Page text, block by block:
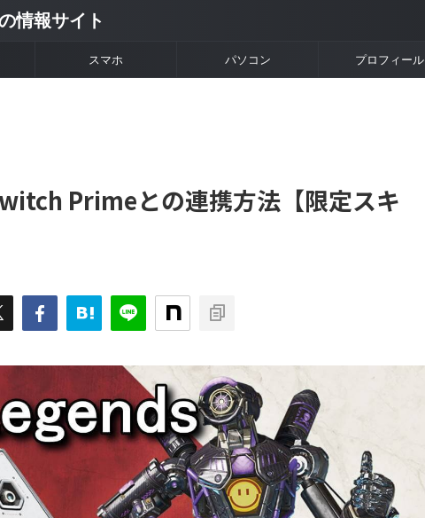
情報サイト
スマホ パソコン プロフィール
Primeとの連携方法【限定スキ